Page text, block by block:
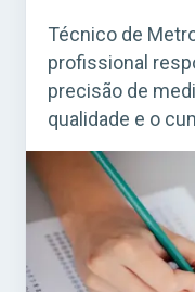
Técnico de
profissional
precisão de
qualidade e o
técnicas em
No setor
assegurar
confiabilidade e
lei. Acesse